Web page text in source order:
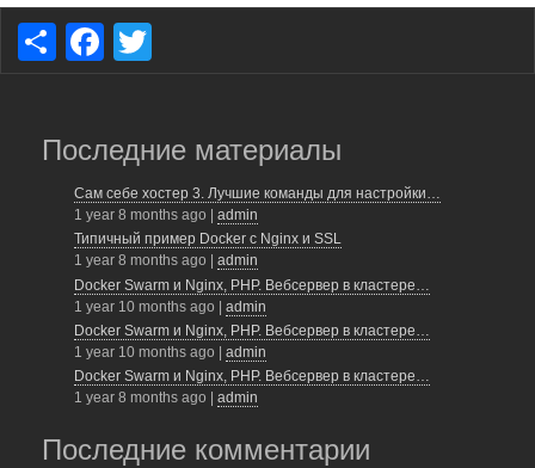
S
e
F
e
b
o
o
k
er
Последние материалы
Сам себе хостер 3. Лучшие команды для настройки…
1 year 8 months ago | admin
Типичный пример Docker с Nginx и SSL
1 year 8 months ago
admin
Docker Swarm и Nginx, PHP. Вебсервер в кластере…
1 year 10 months ago | admin
Docker Swarm и Nginx, PHP. Вебсервер в кластере…
1 year 10 months ago
admin
Docker Swarm и Nginx, PHP. Вебсервер в кластере…
1 year 8 months ago
admin
Последние комментарии